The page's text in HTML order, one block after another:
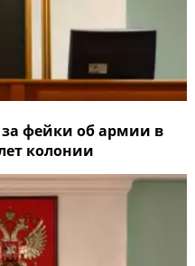
фейки об армии в
колонии